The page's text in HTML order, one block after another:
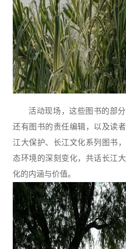
活动现场，这些图书的部
还有图书的责任编辑，以及读
江大保护、长江文化系列图书
态环境的深刻变化，共话长江
化的内涵与价值。